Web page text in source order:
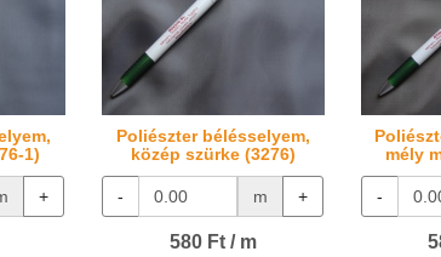
1)
+
Poliészter bélésselyem,
közép szürke (3276)
- m +
580 Ft / m
mély
-